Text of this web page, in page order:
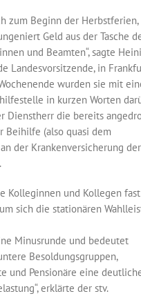
zum Beginn der
Geld aus der Tasche
und Beamten“, sagte
Landesvorsitzende, in
wurden sie mit
in kurzen Worten
Dienstherr die bereits
Beihilfe (also quasi dem
der Krankenversicherung
Kolleginnen und Kollegen fast
sich die stationären
Minusrunde und bedeutet
Besoldungsgruppen,
und Pensionäre eine
erklärte der stv.